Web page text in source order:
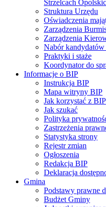
Strzelcach
Struktura Urzędu
Oświadczenia
Zarządzenia
Zarządzenia
Nabór kandydatów
Praktyki i staże
Koordynator do
Informacje o BIP
Instrukcja BIP
Mapa witryny BIP
Jak korzystać z BIP
Jak szukać
Polityka
Zastrzeżenia
Statystyka strony
Rejestr zmian
Ogłoszenia
Redakcja BIP
Deklaracja
Gmina
Podstawy prawne
Budżet Gminy